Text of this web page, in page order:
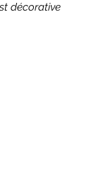
décorative